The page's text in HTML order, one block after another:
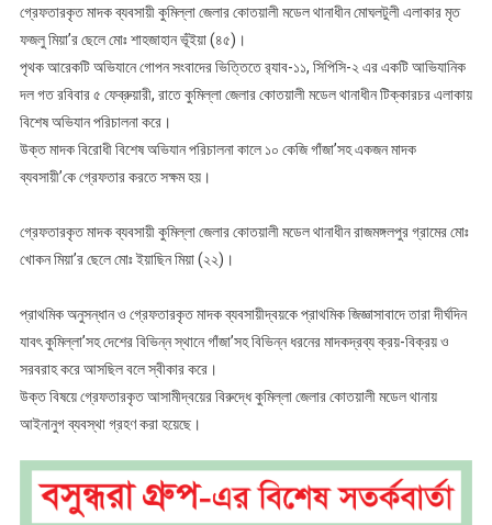
গ্রেফতারকৃত মাদক ব্যবসায়ী কুমিল্লা জেলার কোতয়ালী মডেল থানাধীন মোঘলটুলী এলাকার মৃত
ফজলু মিয়া’র ছেলে মোঃ শাহজাহান ভূঁইয়া (৪৫)।
পৃথক আরেকটি অভিযানে গোপন সংবাদের ভিত্তিতে র‍্যাব-১১, সিপিসি-২ এর একটি আভিযানিক
দল গত রবিবার ৫ ফেব্রুয়ারী, রাতে কুমিল্লা জেলার কোতয়ালী মডেল থানাধীন টিক্কারচর এলাকায়
বিশেষ অভিযান পরিচালনা করে।
উক্ত মাদক বিরোধী বিশেষ অভিযান পরিচালনা কালে ১০ কেজি গাঁজা’সহ একজন মাদক
ব্যবসায়ী’কে গ্রেফতার করতে সক্ষম হয়।
গ্রেফতারকৃত মাদক ব্যবসায়ী কুমিল্লা জেলার কোতয়ালী মডেল থানাধীন রাজমঙ্গলপুর গ্রামের মোঃ
খোকন মিয়া’র ছেলে মোঃ ইয়াছিন মিয়া (২২)।
প্রাথমিক অনুসন্ধান ও গ্রেফতারকৃত মাদক ব্যবসায়ীদ্বয়কে প্রাথমিক জিজ্ঞাসাবাদে তারা দীর্ঘদিন
যাবৎ কুমিল্লা’সহ দেশের বিভিন্ন স্থানে গাঁজা’সহ বিভিন্ন ধরনের মাদকদ্রব্য ক্রয়-বিক্রয় ও
সরবরাহ করে আসছিল বলে স্বীকার করে।
উক্ত বিষয়ে গ্রেফতারকৃত আসামীদ্বয়ের বিরুদ্ধে কুমিল্লা জেলার কোতয়ালী মডেল থানায়
আইনানুগ ব্যবস্থা গ্রহণ করা হয়েছে।